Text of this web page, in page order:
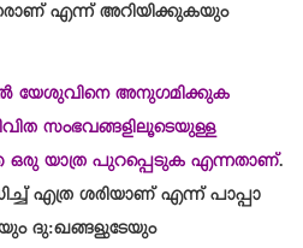
എന്ന് അറിയിക്കുകയും
യേശുവിനെ അനുഗമിക്കുക
സംഭവങ്ങളിലൂടെയുള്ള
ഒരു യാത്ര പുറപ്പെടുക എന്നതാണ്.
എത്ര ശരിയാണ് എന്ന് പാപ്പാ
ദു:ഖങ്ങളുടേയും